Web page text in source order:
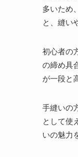
多いため
と、縫い
初心者の
の締め具
が一段と
手縫いの
として使
いの魅力